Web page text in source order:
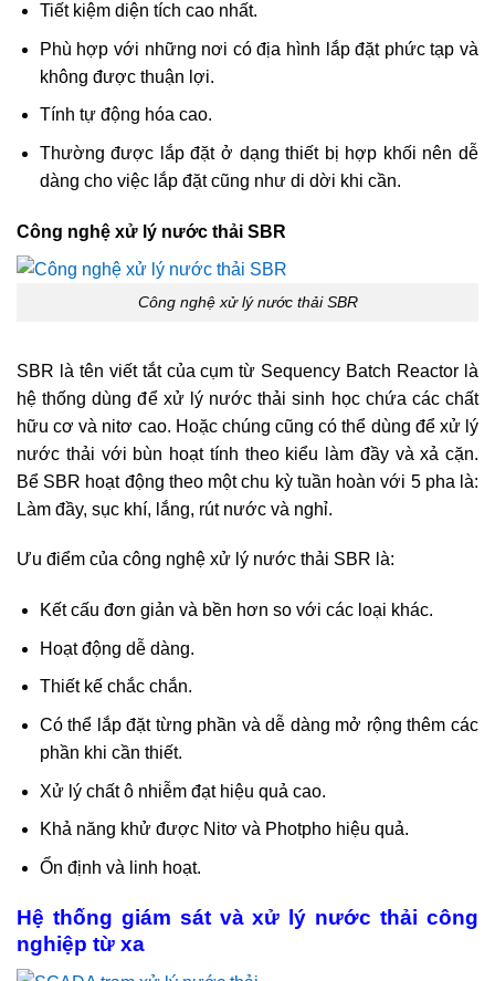
Tiết kiệm diện tích cao nhất.
Phù hợp với những nơi có địa hình lắp đặt phức tạp và
không được thuận lợi.
Tính tự động hóa cao.
Thường được lắp đặt ở dạng thiết bị hợp khối nên dễ
dàng cho việc lắp đặt cũng như di dời khi cần.
Công nghệ xử lý nước thải SBR
Công nghệ xử lý nước thải SBR
SBR là tên viết tắt của cụm từ Sequency Batch Reactor là
hệ thống dùng để xử lý nước thải sinh học chứa các chất
hữu cơ và nitơ cao. Hoặc chúng cũng có thể dùng để xử lý
nước thải với bùn hoạt tính theo kiểu làm đầy và xả cặn.
Bể SBR hoạt động theo một chu kỳ tuần hoàn với 5 pha là:
Làm đầy, sục khí, lắng, rút nước và nghỉ.
Ưu điểm của công nghệ xử lý nước thải SBR là:
Kết cấu đơn giản và bền hơn so với các loại khác.
Hoạt động dễ dàng.
Thiết kế chắc chắn.
Có thể lắp đặt từng phần và dễ dàng mở rộng thêm các
phần khi cần thiết.
Xử lý chất ô nhiễm đạt hiệu quả cao.
Khả năng khử được Nitơ và Photpho hiệu quả.
Ổn định và linh hoạt.
Hệ thống giám sát và xử lý nước thải công
nghiệp từ xa